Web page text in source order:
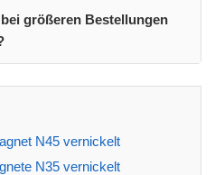
größeren Bestellungen
N45 vernickelt
N35 vernickelt